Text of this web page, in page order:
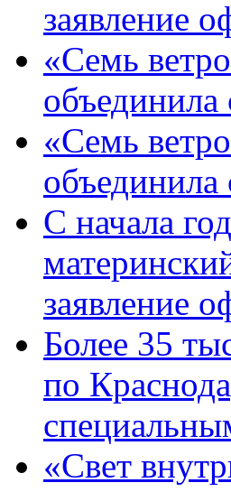
заявление
«Семь
«Семь
объединила
С начала
заявление
Более 35
по
«Свет